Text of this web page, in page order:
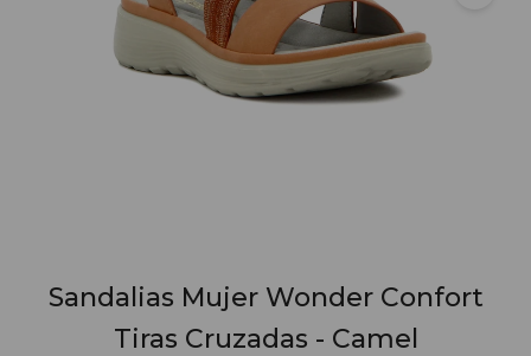
Sandalias Mujer Wonder Confort
Tiras Cruzadas - Camel